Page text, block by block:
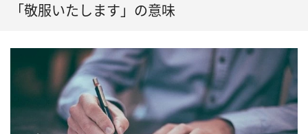
「敬服いたします」の意味